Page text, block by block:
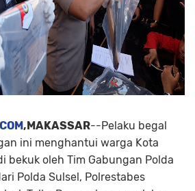
,MAKASSAR--Pelaku begal
ini menghantui warga Kota
bekuk oleh Tim Gabungan Polda
Polda Sulsel, Polrestabes